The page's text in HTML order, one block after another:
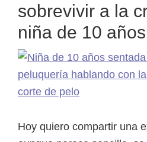
sobrevivir a la
niña de 10 años
Hoy quiero compartir una